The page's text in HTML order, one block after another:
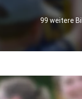
99 weitere